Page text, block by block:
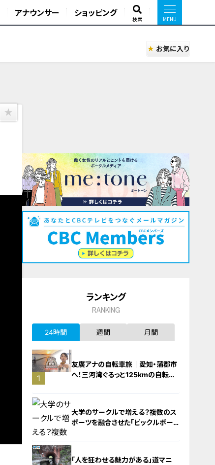
アナウンサー ショッピング
検索
お気に入り
ランキング
RANKING
24時間 週間 月間
1
友廣アナの自転車旅｜愛知・蒲郡市
へ！三河湾ぐるっと125kmの自転車
大学のサークルで増える？複数のス
ポーツを融合させた「ピックルボー
「人を狂わせる魅力がある」道マニ